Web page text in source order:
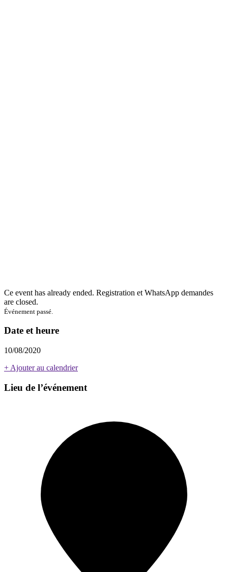
Ce event has already ended. Registration et WhatsApp demandes
are closed.
Événement passé.
Date et heure
10/08/2020
+ Ajouter au calendrier
Lieu de l’événement